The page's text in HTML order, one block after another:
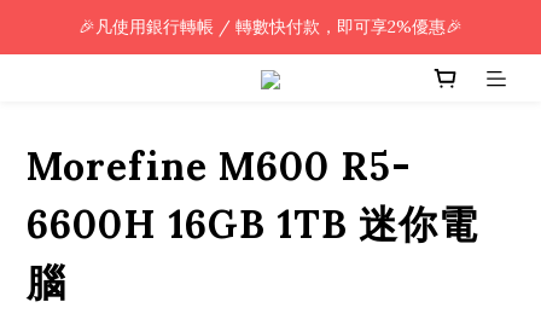
🎉凡使用銀行轉帳 / 轉數快付款，即可享2%優惠🎉
🎉凡使用銀行轉帳 / 轉數快付款，即可享2%優惠🎉
全單購買滿HK$800.00，即享免運優惠 (只限香港)
Morefine M600 R5-
6600H 16GB 1TB 迷你電
腦